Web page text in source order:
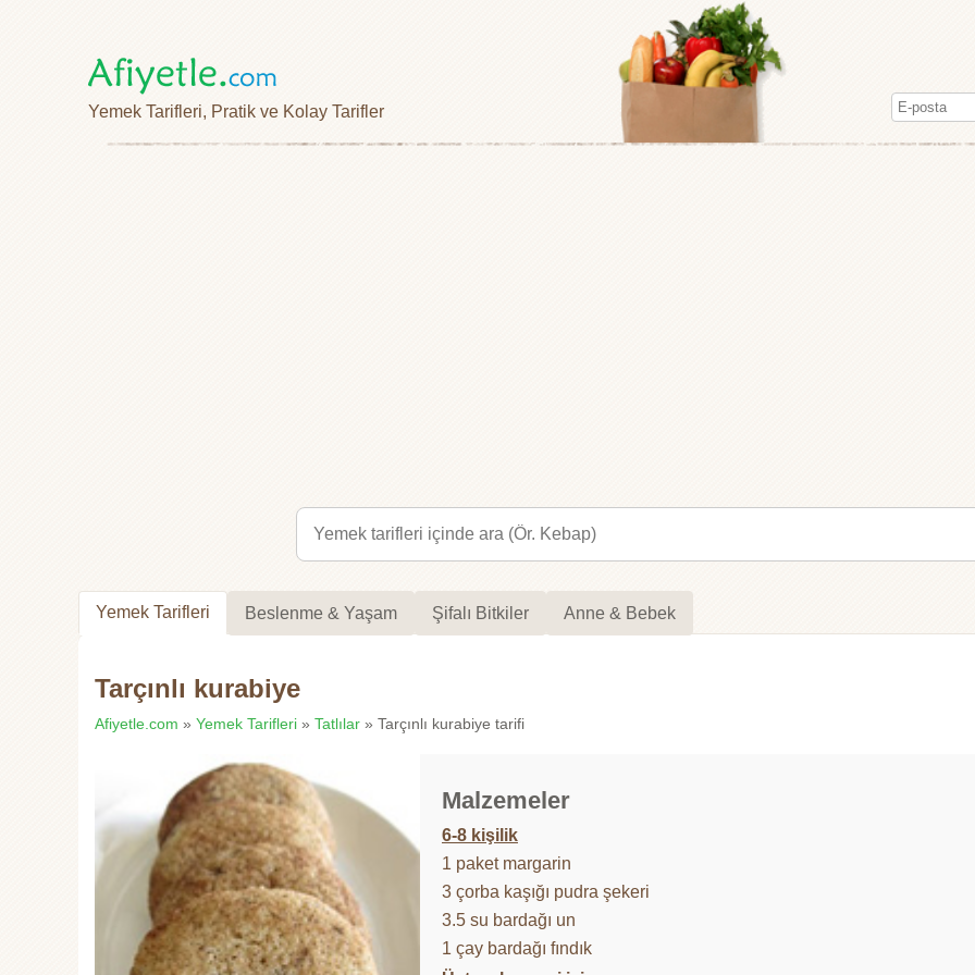
Yemek Tarifleri, Pratik ve Kolay Tarifler
Yemek Tarifleri Beslenme & Yaşam Şifalı Bitkiler Anne & Bebek
Tarçınlı kurabiye
Afiyetle.com » Yemek Tarifleri » Tatlılar » Tarçınlı kurabiye tarifi
Malzemeler
6-8 kişilik
1 paket margarin
3 çorba kaşığı pudra şekeri
3.5 su bardağı un
1 çay bardağı fındık